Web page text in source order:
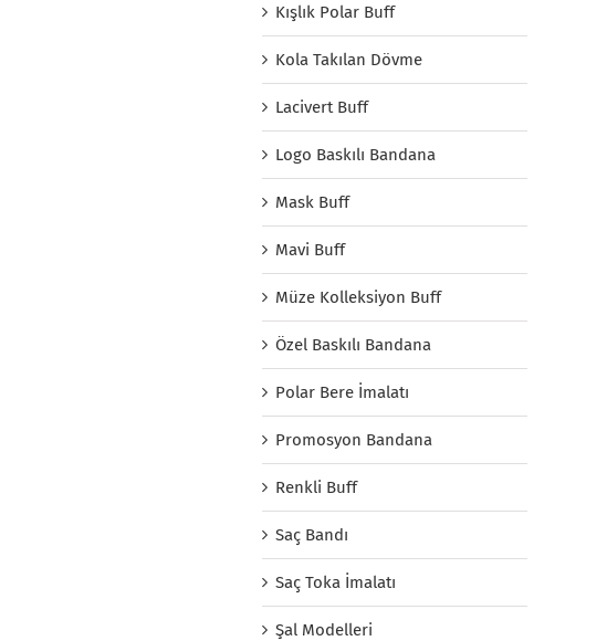
Kışlık Polar Buff
Kola Takılan Dövme
Lacivert Buff
Logo Baskılı Bandana
Mask Buff
Mavi Buff
Müze Kolleksiyon Buff
Özel Baskılı Bandana
Polar Bere İmalatı
Promosyon Bandana
Renkli Buff
Saç Bandı
Saç Toka İmalatı
Şal Modelleri